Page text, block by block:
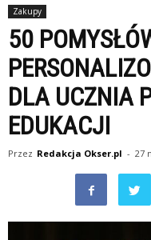
Zakupy
50
DLA UCZNIA
EDUKACJI
Przez Redakcja Okser.pl - 27